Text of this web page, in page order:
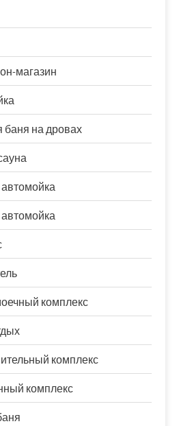
магазин
баня на дровах
комплекс
комплекс
комплекс